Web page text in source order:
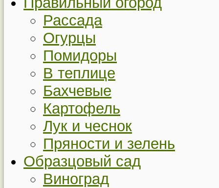
Рассада
Огурцы
Помидоры
В теплице
Бахчевые
Картофель
Лук и чеснок
Пряности и зелень
Образцовый сад
Виноград